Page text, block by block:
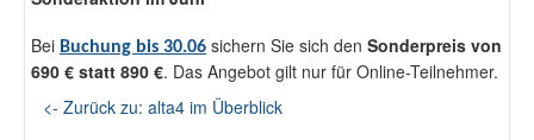
Bei Buchung bis 30.06 sichern Sie sich den Sonderpreis von
690 € statt 890 €. Das Angebot gilt nur für Online-Teilnehmer.
<- Zurück zu: alta4 im Überblick